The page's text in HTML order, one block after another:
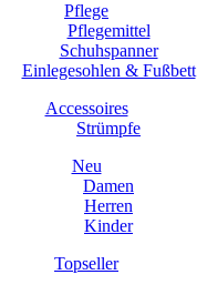
Pflege
Pflegemittel
Schuhspanner
Einlegesohlen & Fußbett
Accessoires
Strümpfe
Neu
Damen
Herren
Kinder
Topseller